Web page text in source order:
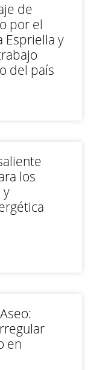
de
por el
Espriella y
del país
los
y
en